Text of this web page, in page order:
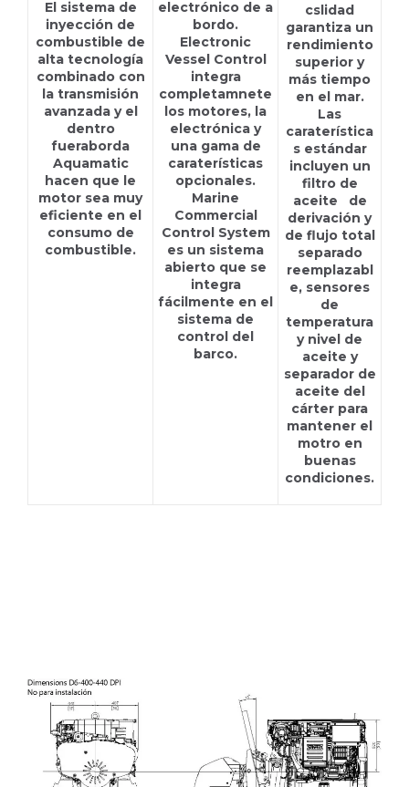
El sistema de
inyección de
combustible de
alta tecnología
combinado con
la transmisión
avanzada y el
dentro
fueraborda
Aquamatic
hacen que le
motor sea muy
eficiente en el
consumo de
combustible.
electrónico de a
bordo.
Electronic
Vessel Control
integra
completamnete
los motores, la
electrónica y
una gama de
caraterísticas
opcionales.
Marine
Commercial
Control System
es un sistema
abierto que se
integra
fácilmente en el
sistema de
control del
barco.
cslidad
garantiza un
rendimiento
superior y
más tiempo
en el mar.
Las
caraterística
s estándar
incluyen un
filtro de
aceite de
derivación y
de flujo total
separado
reemplazabl
e, sensores
de
temperatura
y nivel de
aceite y
separador de
aceite del
cárter para
mantener el
motro en
buenas
condiciones.